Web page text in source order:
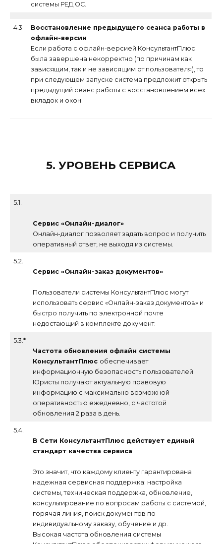
системы РЕД ОС.
4.3
Восстановление предыдущего сеанса работы в
офлайн-версии
Если работа с офлайн-версией КонсультантПлюс
была завершена некорректно (по причинам как
зависящим, так и не зависящим от пользователя), то
при следующем запуске система предложит открыть
предыдущий сеанс работы с восстановлением всех
вкладок и окон.
5. УРОВЕНЬ СЕРВИСА
5.1.
Сервис «Онлайн-диалог»
Онлайн-диалог позволяет задать вопрос и получить
оперативный ответ, не выходя из системы.
5.2.
Сервис «Онлайн-заказ документов»
Пользователи системы КонсультантПлюс могут
использовать сервис «Онлайн-заказ документов» и
быстро получить по электронной почте
недостающий в комплекте документ.
5.3.*
Частота обновления офлайн системы
КонсультантПлюс обеспечивает
информационную безопасность пользователей.
Юристы получают актуальную правовую
информацию с максимально возможной
оперативностью ежедневно, с частотой
обновления 2 раза в день.
5.4.
В Сети КонсультантПлюс действует единый
стандарт качества сервиса
Это значит, что каждому клиенту гарантирована
надежная сервисная поддержка: настройка
системы, техническая поддержка, обновление,
консультирование по вопросам работы с системой,
горячая линия, поиск документов по
индивидуальному заказу, обучение и др.
Высокая частота обновления системы